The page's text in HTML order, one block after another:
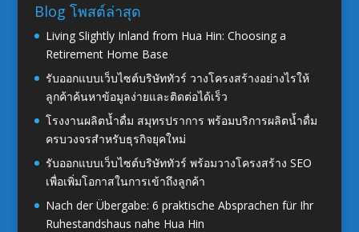
Blog โพสต์ล่าสุด
Living Slightly Inland from Hua Hin: Choosing a
Retirement Home Base
รับออกแบบเว็บไซต์บริษัททัวร์ วางโครงสร้างอย่างไรให้
ลูกค้าค้นหาข้อมูลง่ายและติดต่อได้เร็ว
โรงงานผลิตน้ำดื่ม สมุทรปราการ พร้อมบริการผลิตน้ำดื่ม
ครบวงจรสำหรับธุรกิจยุคใหม่
รับออกแบบเว็บไซต์บริษัททัวร์ พร้อมวางโครงสร้าง SEO
เพื่อเพิ่มโอกาสในการเข้าถึงลูกค้า
Nach der Übergabe: 6 praktische Absprachen für Ihr
Ruhestandshaus nahe Hua Hin